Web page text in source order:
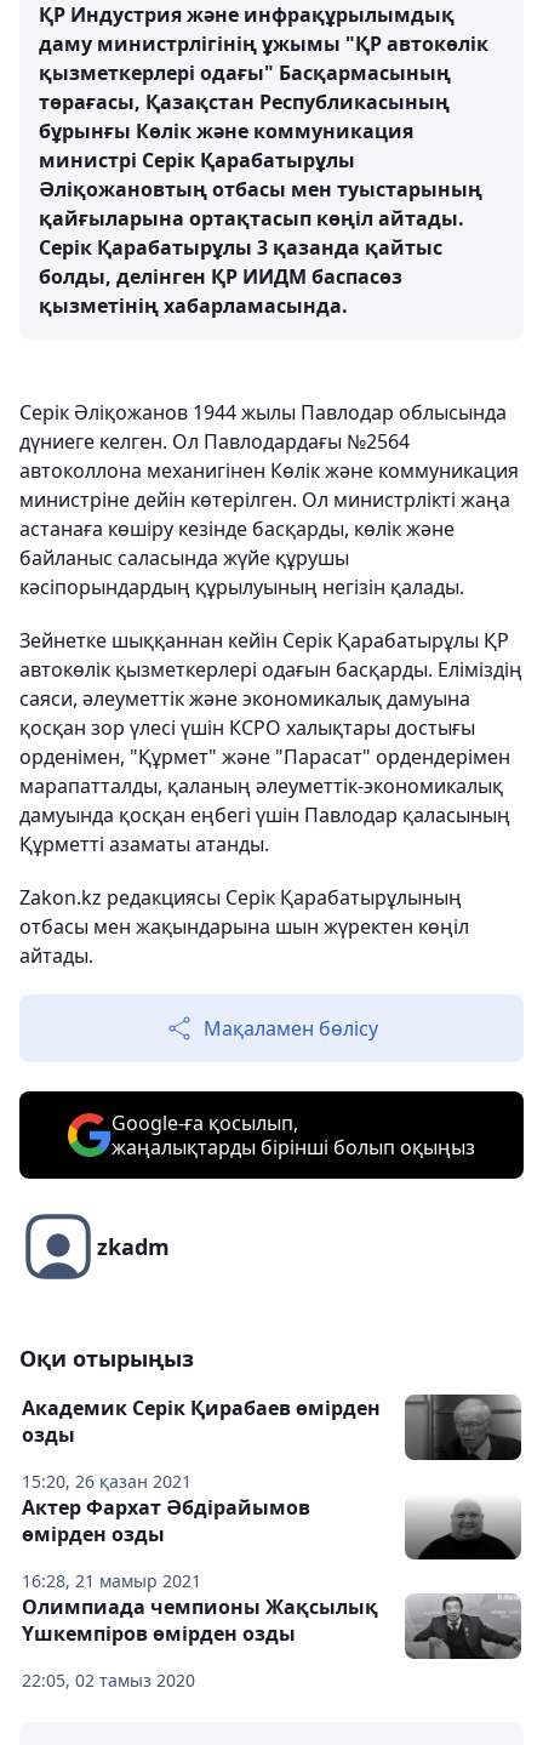
ҚР Индустрия және инфрақұрылымдық
даму министрлігінің ұжымы "ҚР автокөлік
қызметкерлері одағы" Басқармасының
төрағасы, Қазақстан Республикасының
бұрынғы Көлік және коммуникация
министрі Серік Қарабатырұлы
Әліқожановтың отбасы мен туыстарының
қайғыларына ортақтасып көңіл айтады.
Серік Қарабатырұлы 3 қазанда қайтыс
болды, делінген ҚР ИИДМ баспасөз
қызметінің хабарламасында.
Серік Әліқожанов 1944 жылы Павлодар облысында
дүниеге келген. Ол Павлодардағы №2564
автоколлона механигінен Көлік және коммуникация
министріне дейін көтерілген. Ол министрлікті жаңа
астанаға көшіру кезінде басқарды, көлік және
байланыс саласында жүйе құрушы
кәсіпорындардың құрылуының негізін қалады.
Зейнетке шыққаннан кейін Серік Қарабатырұлы ҚР
автокөлік қызметкерлері одағын басқарды. Еліміздің
саяси, әлеуметтік және экономикалық дамуына
қосқан зор үлесі үшін КСРО халықтары достығы
орденімен, "Құрмет" және "Парасат" ордендерімен
марапатталды, қаланың әлеуметтік-экономикалық
дамуында қосқан еңбегі үшін Павлодар қаласының
Құрметті азаматы атанды.
Zakon.kz редакциясы Серік Қарабатырұлының
отбасы мен жақындарына шын жүректен көңіл
айтады.
Мақаламен бөлісу
Google-ға қосылып,
жаңалықтарды бірінші болып оқыңыз
zkadm
Оқи отырыңыз
15:20, 26 қазан 2021
Академик Серік Қирабаев өмірден
озды
16:28, 21 мамыр 2021
Актер Фархат Әбдірайымов
өмірден озды
22:05, 02 тамыз 2020
Олимпиада чемпионы Жақсылық
Үшкемпiров өмірден озды